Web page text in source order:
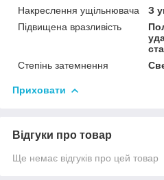
Накреслення ущільнювача
З
Підвищена вразливість
Степінь затемнення
Приховати
Відгуки про товар
Ще немає відгуків про цей товар